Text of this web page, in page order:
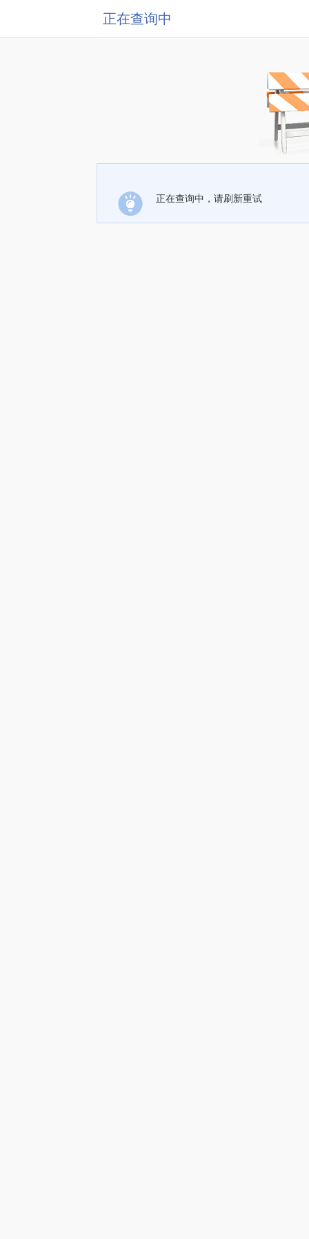
正在查询中
正在查询中，请刷新重试